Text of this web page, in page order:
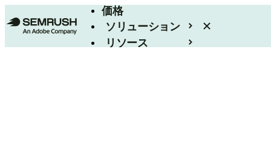
価格
ソリューション
リソース